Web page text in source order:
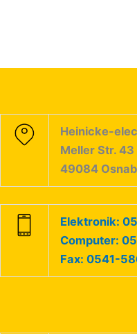
Heinicke-
Meller Str. 43
49084
Elektronik:
Computer:
Fax: 0541-